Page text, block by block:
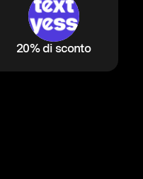
20% di sconto